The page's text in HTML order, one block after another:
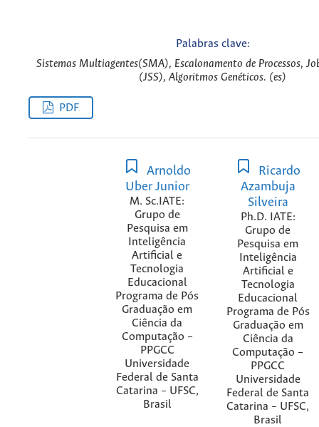
Palabras clave:
Sistemas Multiagentes(SMA), Escalonamento de Processos,
(JSS), Algoritmos Genéticos. (es)
PDF
Arnoldo
Uber Junior
M. Sc.IATE:
Grupo de
Pesquisa em
Inteligência
Artificial e
Tecnologia
Educacional
Programa de Pós
Graduação em
Ciência da
Computação –
PPGCC
Universidade
Federal de Santa
Catarina – UFSC,
Brasil
Ricardo
Azambuja
Silveira
Ph.D. IATE:
Grupo de
Pesquisa em
Inteligência
Artificial e
Tecnologia
Educacional
Programa de Pós
Graduação em
Ciência da
Computação –
PPGCC
Universidade
Federal de Santa
Catarina – UFSC,
Brasil